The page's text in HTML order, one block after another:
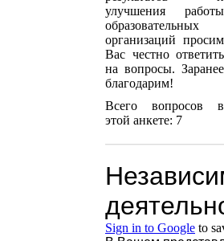
улучшения работы
образовательных
организаций просим
Вас честно ответить
на вопросы. Заранее
благодарим!
Всего вопросов в
этой анкете: 7